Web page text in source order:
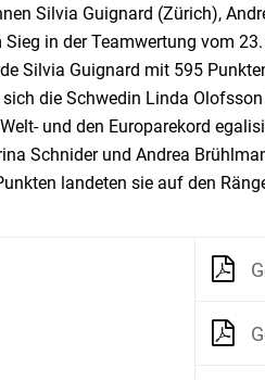
Silvia Guignard (Zürich),
in der Teamwertung vom
Silvia Guignard mit 595
die Schwedin Linda
und den Europarekord
Schnider und Andrea
landeten sie auf den